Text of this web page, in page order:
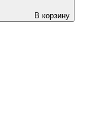
В корзину